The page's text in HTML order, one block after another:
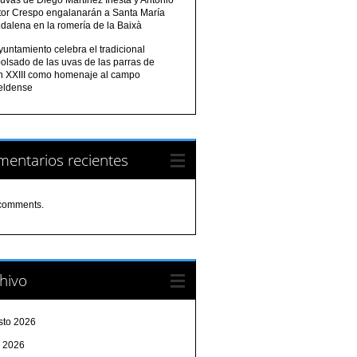
Crespo engalanarán a Santa María
en la romería de la Baixà
celebra el tradicional
de las uvas de las parras de
XXIII como homenaje al campo
recientes
2026
2026